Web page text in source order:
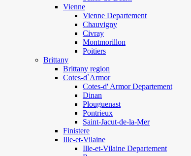
Vienne
Vienne Departement
Chauvigny
Civray
Montmorillon
Poitiers
Brittany
Brittany region
Cotes-d`Armor
Cotes-d' Armor Departement
Dinan
Plouguenast
Pontrieux
Saint-Jacut-de-la-Mer
Finistere
Ille-et-Vilaine
Ille-et-Vilaine Departement